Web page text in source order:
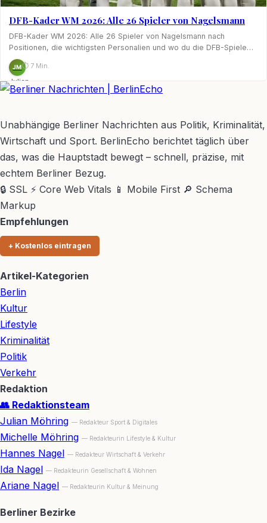
DFB-Kader WM 2026: Alle 26 Spieler von Nagelsmann
DFB-Kader WM 2026: Alle 26 Spieler von Nagelsmann nach
Positionen, die wichtigsten Personalien und wo du die DFB-Spiele…
JM
Julian
Möhring
⏱ 7 Min.
Unabhängige Berliner Nachrichten aus Politik, Kriminalität,
Wirtschaft und Sport. BerlinEcho berichtet täglich über
das, was die Hauptstadt bewegt – schnell, präzise, mit
echtem Berliner Bezug.
🔒 SSL ⚡ Core Web Vitals 📱 Mobile First 🔎 Schema
Markup
Empfehlungen
+ Kostenlos eintragen
Artikel-Kategorien
Berlin
Kultur
Lifestyle
Kriminalität
Politik
Verkehr
Redaktion
👥 Redaktionsteam
Julian Möhring — Redakteur Sport & Digitales
Michelle Möhring — Redakteurin Lifestyle & Kultur
Hannes Nagel — Redakteur Wirtschaft & Verkehr
Ida Nagel — Redakteurin Gesellschaft & Wohnen
Ariane Nagel — Redakteurin Kultur & Meinung
Berliner Bezirke